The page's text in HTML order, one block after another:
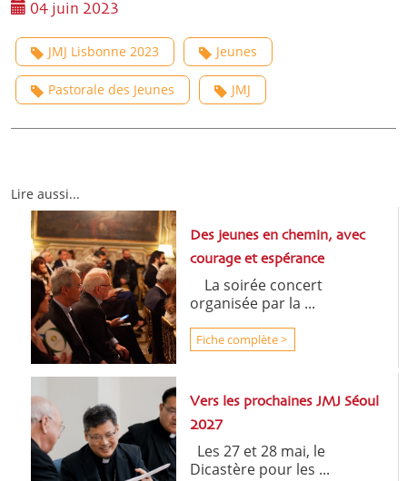
04 juin 2023
JMJ Lisbonne 2023 Jeunes
Pastorale des Jeunes JMJ
Lire aussi...
Des jeunes en chemin, avec
courage et espérance
La soirée concert
organisée par la ...
Fiche complète >
Vers les prochaines JMJ Séoul
2027
Les 27 et 28 mai, le
Dicastère pour les ...